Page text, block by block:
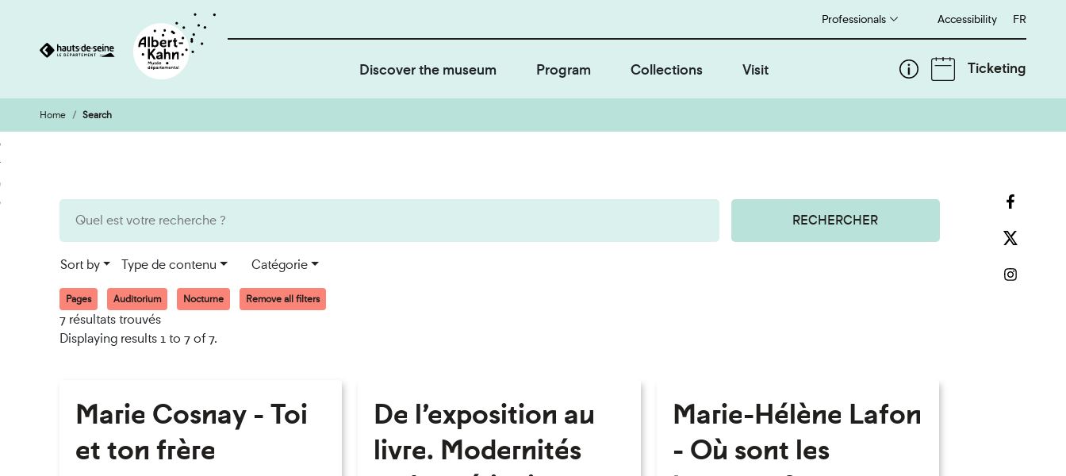
Go
to
content
Go
to
search
engine
Professionals Accessibility Français
FR
Discover the museum Program Collections Visit Ticketing
Home Search
RECHERCHER
Sort by Type de contenu Catégorie
Pages Auditorium Nocturne Remove all filters
7 résultats trouvés
Displaying results 1 to 7 of 7.
Marie Cosnay - Toi
et ton frère
De l’exposition au
livre. Modernités
Marie-Hélène Lafon
- Où sont les
Cookies management panel